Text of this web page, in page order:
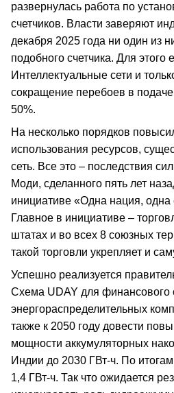
развернулась работа по
счетчиков. Власти заверяют
декабря 2025 года ни один из
подобного счетчика. Для этого
Интеллектуальные сети и
сокращение перебоев в подаче
50%.
На несколько порядков
использования ресурсов,
сеть. Все это – последствия
Моди, сделанного пять лет
инициативе «Одна нация, одна
Главное в инициативе –
штатах и во всех 8 союзных
такой торговли укрепляет и
Успешно реализуется
Схема UDAY для финансового
энергораспределительных
также к 2050 году довести
мощности аккумуляторных
Индии до 2030 ГВт-ч. По
1,4 ГВт-ч. Так что ожидается